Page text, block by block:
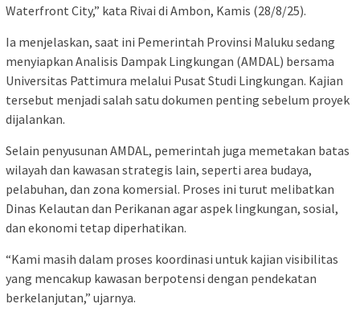
Waterfront City,” kata Rivai di Ambon, Kamis (28/8/25).
Ia menjelaskan, saat ini Pemerintah Provinsi Maluku sedang
menyiapkan Analisis Dampak Lingkungan (AMDAL) bersama
Universitas Pattimura melalui Pusat Studi Lingkungan. Kajian
tersebut menjadi salah satu dokumen penting sebelum proyek
dijalankan.
Selain penyusunan AMDAL, pemerintah juga memetakan batas
wilayah dan kawasan strategis lain, seperti area budaya,
pelabuhan, dan zona komersial. Proses ini turut melibatkan
Dinas Kelautan dan Perikanan agar aspek lingkungan, sosial,
dan ekonomi tetap diperhatikan.
“Kami masih dalam proses koordinasi untuk kajian visibilitas
yang mencakup kawasan berpotensi dengan pendekatan
berkelanjutan,” ujarnya.